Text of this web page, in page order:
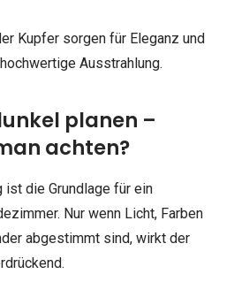
Kupfer sorgen für Eleganz und
Ausstrahlung.
planen –
achten?
die Grundlage für ein
Nur wenn Licht, Farben
abgestimmt sind, wirkt der